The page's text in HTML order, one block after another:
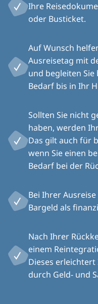
Ihre
oder Busticket.
Auf Wunsch
Ausreisetag mit
und begleiten
Bedarf bis in Ihr
Sollten Sie nicht
haben, werden
Das gilt auch für
wenn Sie einen
Bedarf bei der
Bei Ihrer
Bargeld als
Nach Ihrer
einem
Dieses
durch Geld- und